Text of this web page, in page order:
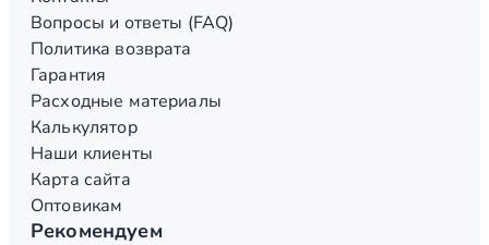
Вопросы и ответы (FAQ)
Политика возврата
Гарантия
Расходные материалы
Калькулятор
Наши клиенты
Карта сайта
Оптовикам
Рекомендуем